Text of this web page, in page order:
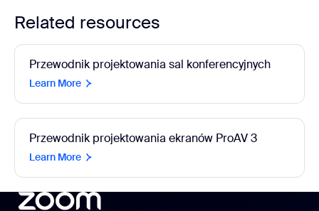
Related resources
Przewodnik projektowania sal konferencyjnych
Learn More
Przewodnik projektowania ekranów ProAV 3
Learn More